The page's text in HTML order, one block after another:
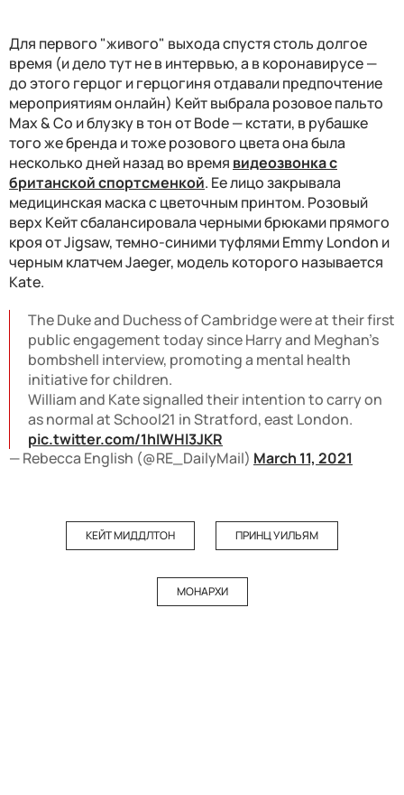
Для первого "живого" выхода спустя столь долгое
время (и дело тут не в интервью, а в коронавирусе —
до этого герцог и герцогиня отдавали предпочтение
мероприятиям онлайн) Кейт выбрала розовое пальто
Max & Co и блузку в тон от Bode — кстати, в рубашке
того же бренда и тоже розового цвета она была
несколько дней назад во время видеозвонка с
британской спортсменкой. Ее лицо закрывала
медицинская маска с цветочным принтом. Розовый
верх Кейт сбалансировала черными брюками прямого
кроя отJigsaw, темно-синими туфлямиEmmy London и
черным клатчемJaeger, модель которого называется
Kate.
The Duke and Duchess of Cambridge were at their first
public engagement today since Harry and Meghan’s
bombshell interview, promoting a mental health
initiative for children.
William and Kate signalled their intention to carry on
as normal at School21 in Stratford, east London.
pic.twitter.com/1hIWHl3JKR
— Rebecca English (@RE_DailyMail) March 11, 2021
КЕЙТ МИДДЛТОН ПРИНЦ УИЛЬЯМ
МОНАРХИ